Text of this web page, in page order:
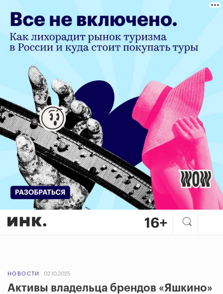
НОВОСТИ 02.10.2025
Активы владельца брендов «Яшкино»